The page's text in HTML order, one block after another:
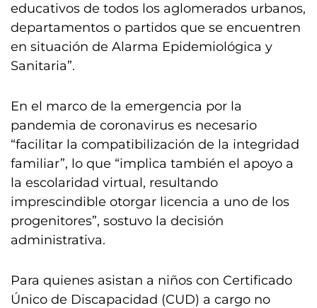
educativos de todos los aglomerados urbanos,
departamentos o partidos que se encuentren
en situación de Alarma Epidemiológica y
Sanitaria”.
En el marco de la emergencia por la
pandemia de coronavirus es necesario
“facilitar la compatibilización de la integridad
familiar”, lo que “implica también el apoyo a
la escolaridad virtual, resultando
imprescindible otorgar licencia a uno de los
progenitores”, sostuvo la decisión
administrativa.
Para quienes asistan a niños con Certificado
Único de Discapacidad (CUD) a cargo no